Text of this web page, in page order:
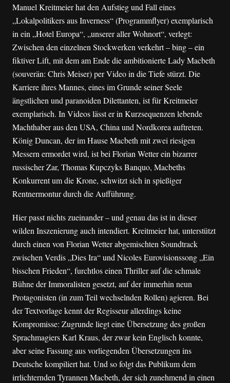
Manuel Kreitmeier hat den Aufstieg und Fall eines
„Lokalpolitikers aus Inverness“ (Programmflyer) exemplarisch
in ein „Hotel Europa“, „unserer aller Wohnort“, verlegt:
Zwischen den einzelnen Stockwerken verkehrt – bing – ein
fiktiver Lift, mit dem am Ende die ambitionierte Lady Macbeth
(souverän: Chris Meiser) per Video in die Tiefe stürzt. Die
Karriere ihres Mannes, eines im Grunde seiner Seele
ängstlichen und paranoiden Dilettanten, ist für Kreitmeier
exemplarisch. In Videos lässt er in Kurzsequenzen lebende
Machthaber aus den USA, China und Nordkorea auftreten.
König Duncan, der im Hause Macbeth mit zwei riesigen
Messern ermordet wird, ist bei Florian Wetter ein bizarrer
russischer Zar, Thomas Kupczyks Banquo, Macbeths
Konkurrent um die Krone, schwitzt sich in spießiger
Rentnermontur durch die Aufführung.
Hier passt nichts zueinander – und genau das ist in dieser
wilden Inszenierung auch intendiert. Kreitmeier hat, unterstützt
durch einen von Florian Wetter abgemischten Soundtrack
zwischen Verdis „Dies Ira“ und Nicoles Eurovisionssong „Ein
bisschen Frieden“, furchtlos einen Thriller auf die schmale
Bühne der Immoralisten gesetzt, auf der immerhin neun
Protagonisten (in zum Teil wechselnden Rollen) agieren. Bei
der Textvorlage kennt der Regisseur allerdings keine
Kompromisse: Zugrunde liegt eine Übersetzung des großen
Sprachmagiers Karl Kraus, der zwar kein Englisch konnte,
aber seine Fassung aus vorliegenden Übersetzungen ins
Deutsche kompiliert hat. Und so folgt das Publikum dem
irrlichternden Tyrannen Macbeth, der sich zunehmend in einen